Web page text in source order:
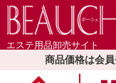
エステ用品卸売サイト
商品価格は会